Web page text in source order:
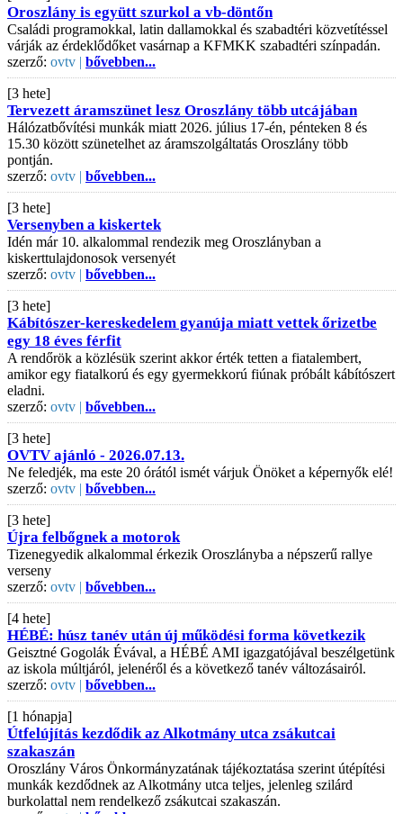
Oroszlány is együtt szurkol a vb-döntőn
Családi programokkal, latin dallamokkal és szabadtéri közvetítéssel
várják az érdeklődőket vasárnap a KFMKK szabadtéri színpadán.
szerző: ovtv | bővebben...
[3 hete]
Tervezett áramszünet lesz Oroszlány több utcájában
Hálózatbővítési munkák miatt 2026. július 17-én, pénteken 8 és
15.30 között szünetelhet az áramszolgáltatás Oroszlány több
pontján.
szerző: ovtv | bővebben...
[3 hete]
Versenyben a kiskertek
Idén már 10. alkalommal rendezik meg Oroszlányban a
kiskerttulajdonosok versenyét
szerző: ovtv | bővebben...
[3 hete]
Kábítószer-kereskedelem gyanúja miatt vettek őrizetbe
egy 18 éves férfit
A rendőrök a közlésük szerint akkor érték tetten a fiatalembert,
amikor egy fiatalkorú és egy gyermekkorú fiúnak próbált kábítószert
eladni.
szerző: ovtv | bővebben...
[3 hete]
OVTV ajánló - 2026.07.13.
Ne feledjék, ma este 20 órától ismét várjuk Önöket a képernyők elé!
szerző: ovtv | bővebben...
[3 hete]
Újra felbőgnek a motorok
Tizenegyedik alkalommal érkezik Oroszlányba a népszerű rallye
verseny
szerző: ovtv | bővebben...
[4 hete]
HÉBÉ: húsz tanév után új működési forma következik
Geisztné Gogolák Évával, a HÉBÉ AMI igazgatójával beszélgetünk
az iskola múltjáról, jelenéről és a következő tanév változásairól.
szerző: ovtv | bővebben...
[1 hónapja]
Útfelújítás kezdődik az Alkotmány utca zsákutcai
szakaszán
Oroszlány Város Önkormányzatának tájékoztatása szerint útépítési
munkák kezdődnek az Alkotmány utca teljes, jelenleg szilárd
burkolattal nem rendelkező zsákutcai szakaszán.